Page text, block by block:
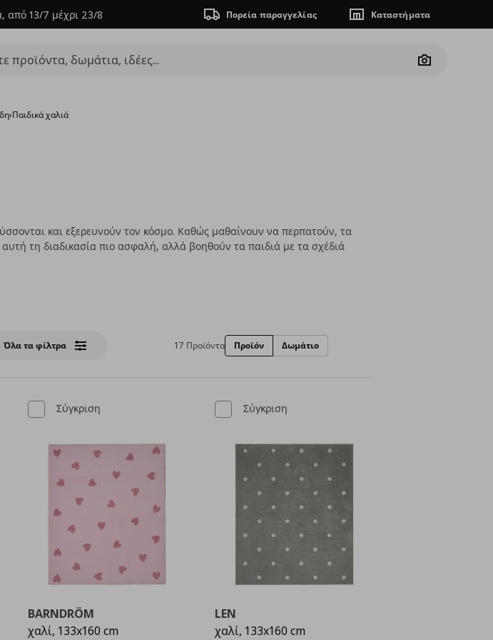
από 13/7 μέχρι 23/8 Πορεία παραγγελίας Καταστήματα
Camera
›Παιδικά χαλιά
και εξερευνούν τον κόσμο. Καθώς μαθαίνουν να περπατούν, τα
τη διαδικασία πιο ασφαλή, αλλά βοηθούν τα παιδιά με τα σχέδιά
Όλα τα φίλτρα 17 Προϊόντα Προϊόν Δωμάτιο
Σύγκριση
BARNDRÖM
χαλί, 133x160 cm
Σύγκριση
LEN
χαλί, 133x160 cm